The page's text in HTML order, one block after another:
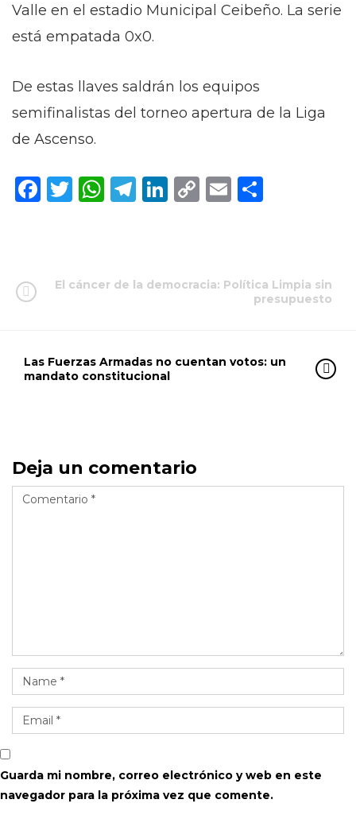
Valle en el estadio Municipal Ceibeño. La serie
está empatada 0x0.
De estas llaves saldrán los equipos
semifinalistas del torneo apertura de la Liga
de Ascenso.
Facebook
Twitter
WhatsApp
Telegram
LinkedIn
CopyEmail
El cáncer de la democracia: Política Limpia sin
presupuesto
Las Fuerzas Armadas no cuentan votos: un
mandato constitucional
Deja un comentario
Guarda mi nombre, correo electrónico y web en este
navegador para la próxima vez que comente.